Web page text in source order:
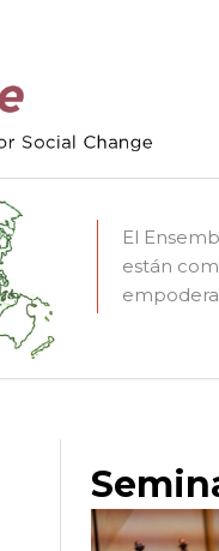
El
están